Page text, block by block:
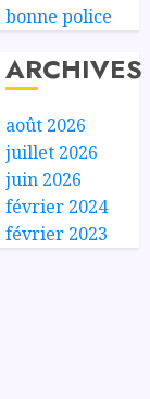
bonne police
ARCHIVES
août 2026
juillet 2026
juin 2026
février 2024
février 2023